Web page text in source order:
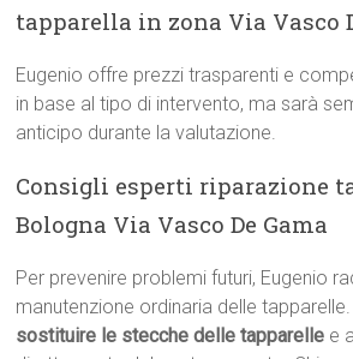
tapparella in zona Via Vasco
Eugenio offre prezzi trasparenti e
in base al tipo di intervento, ma sarà
anticipo durante la valutazione.
Consigli esperti riparazione
Bologna Via Vasco De Gama
Per prevenire problemi futuri, Eugenio
manutenzione ordinaria delle
sostituire le stecche delle tapparelle e